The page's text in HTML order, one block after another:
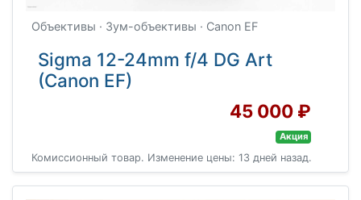
Объективы · Зум-объективы · Canon EF
Sigma 12-24mm f/4 DG Art
(Canon EF)
45 000 ₽
Акция
Комиссионный товар. Изменение цены: 13 дней назад.